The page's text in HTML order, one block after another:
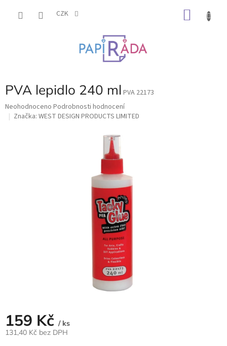
CZK
PVA lepidlo 240 ml PVA 22173
Průměrné
hodnocení
Neohodnoceno Podrobnosti hodnocení
Značka: WEST DESIGN PRODUCTS LIMITED
159 Kč / ks
131,40 Kč bez DPH